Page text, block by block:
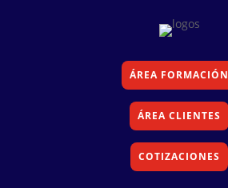
ÁREA FORMACIÓN
ÁREA CLIENTES
COTIZACIONES